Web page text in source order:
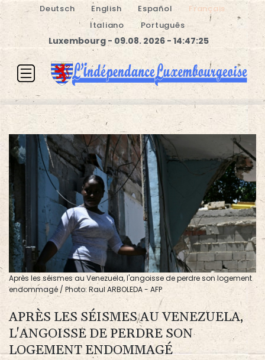
Deutsch English Español
Français
Italiano
Português
Luxembourg - 09.08. 2026 - 14:47:26
Après les séismes au Venezuela, l'angoisse de perdre son logement
endommagé / Photo: Raul ARBOLEDA - AFP
APRÈS LES SÉISMES AU VENEZUELA,
L'ANGOISSE DE PERDRE SON
LOGEMENT ENDOMMAGÉ